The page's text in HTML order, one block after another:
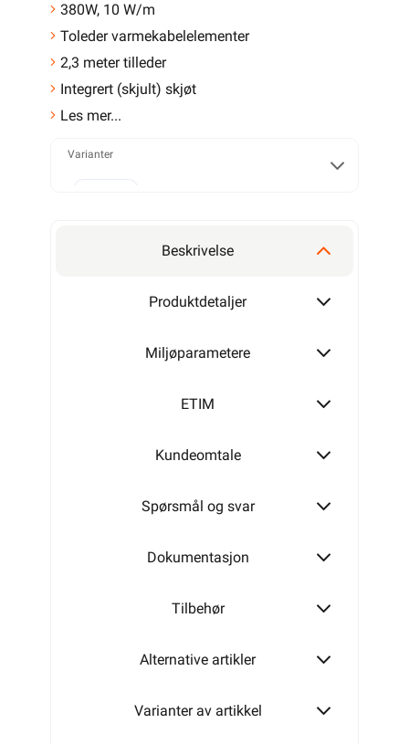
380W, 10 W/m
Toleder varmekabelelementer
2,3 meter tilleder
Integrert (skjult) skjøt
Les mer...
Varianter
380W
1050W
Beskrivelse
Produktdetaljer
Miljøparametere
ETIM
Kundeomtale
Spørsmål og svar
Dokumentasjon
Tilbehør
Alternative artikler
Varianter av artikkel